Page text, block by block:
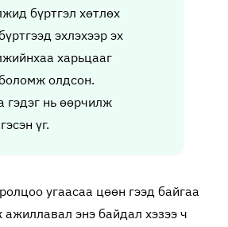
бүртгэл хөтлөх
эхлэхээр эх
харьцааг
олдсон.
гэдэг нь өөрчилж
үг.
угаасаа цөөн гээд байгаа
энэ байдал хэзээ ч